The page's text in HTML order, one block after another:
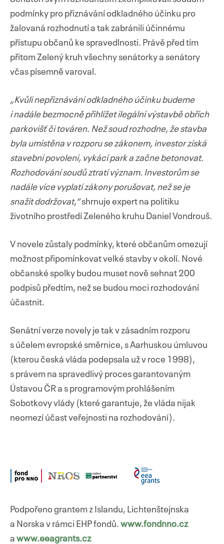
podmínky pro přiznávání odkladného účinku pro
žalovaná rozhodnutí a tak zabránili účinnému
přístupu občanů ke spravedlnosti. Právě před tím
přitom Zelený kruh všechny senátorky a senátory
včas písemně varoval.
„Kvůli nepřiznávání odkladného účinku budeme
i nadále bezmocně přihlížet ilegální výstavbě obřích
parkovišť či továren. Než soud rozhodne, že stavba
byla umístěna v rozporu se zákonem, investor získá
stavební povolení, vykácí park a začne betonovat.
Rozhodování soudů ztratí význam. Investorům se
nadále více vyplatí zákony porušovat, než se je
snažit dodržovat,“shrnuje expert na politiku
životního prostředí Zeleného kruhu Daniel Vondrouš.
V novele zůstaly podmínky, které občanům omezují
možnost připomínkovat velké stavby v okolí. Nové
občanské spolky budou muset nově sehnat 200
podpisů předtím, než se budou moci rozhodování
účastnit.
Senátní verze novely je tak v zásadním rozporu
s účelem evropské směrnice, s Aarhuskou úmluvou
(kterou česká vláda podepsala už v roce 1998),
s právem na spravedlivý proces garantovaným
Ústavou ČR a s programovým prohlášením
Sobotkovy vlády (které garantuje, že vláda nijak
neomezí účast veřejnosti na rozhodování).
Podpořeno grantem z Islandu, Lichtenštejnska
a Norska v rámci EHP fondů. www.fondnno.cz
a www.eeagrants.cz